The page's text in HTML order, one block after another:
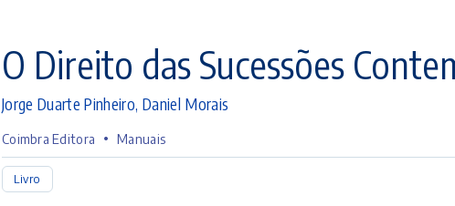
O Direito das Sucessões
Jorge Duarte Pinheiro, Daniel Morais
Coimbra Editora • Manuais
Livro